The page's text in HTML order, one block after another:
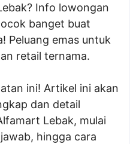
Info lowongan
banget buat
Peluang emas untuk
retail ternama.
ini! Artikel ini akan
dan detail
Lebak, mulai
hingga cara